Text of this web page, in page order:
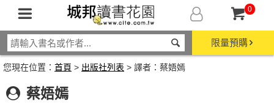
0
限量預購
您現在位置： 首頁 > 出版社列表 > 譯者：蔡娪嫣
蔡娪嫣